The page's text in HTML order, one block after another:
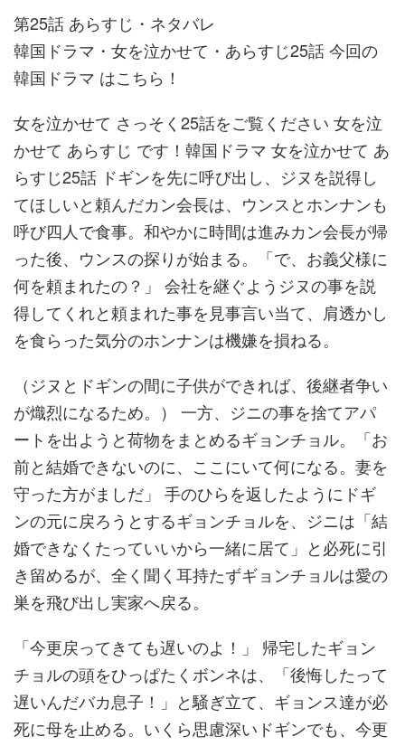
第25話 あらすじ・ネタバレ
韓国ドラマ・女を泣かせて・あらすじ25話 今回の
韓国ドラマ はこちら！
女を泣かせて さっそく25話をご覧ください 女を泣
かせて あらすじ です！韓国ドラマ 女を泣かせて あ
らすじ25話 ドギンを先に呼び出し、ジヌを説得し
てほしいと頼んだカン会長は、ウンスとホンナンも
呼び四人で食事。和やかに時間は進みカン会長が帰
った後、ウンスの探りが始まる。「で、お義父様に
何を頼まれたの？」 会社を継ぐようジヌの事を説
得してくれと頼まれた事を見事言い当て、肩透かし
を食らった気分のホンナンは機嫌を損ねる。
（ジヌとドギンの間に子供ができれば、後継者争い
が熾烈になるため。） 一方、ジニの事を捨てアパ
ートを出ようと荷物をまとめるギョンチョル。「お
前と結婚できないのに、ここにいて何になる。妻を
守った方がましだ」 手のひらを返したようにドギ
ンの元に戻ろうとするギョンチョルを、ジニは「結
婚できなくたっていいから一緒に居て」と必死に引
き留めるが、全く聞く耳持たずギョンチョルは愛の
巣を飛び出し実家へ戻る。
「今更戻ってきても遅いのよ！」 帰宅したギョン
チョルの頭をひっぱたくボンネは、「後悔したって
遅いんだバカ息子！」と騒ぎ立て、ギョンス達が必
死に母を止める。いくら思慮深いドギンでも、今更